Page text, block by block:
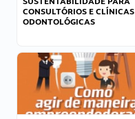
CONSULTÓRIOS E CLÍNICAS
ODONTOLÓGICAS